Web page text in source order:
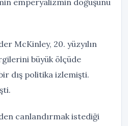
emperyalizmin doğuşunu
McKinley, 20. yüzyılın
büyük ölçüde
dış politika izlemişti.
canlandırmak istediği